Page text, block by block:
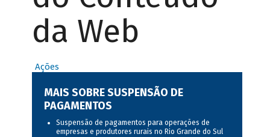
da Web
Ações
MAIS SOBRE SUSPENSÃO DE
PAGAMENTOS
Suspensão de pagamentos para operações de
empresas e produtores rurais no Rio Grande do Sul